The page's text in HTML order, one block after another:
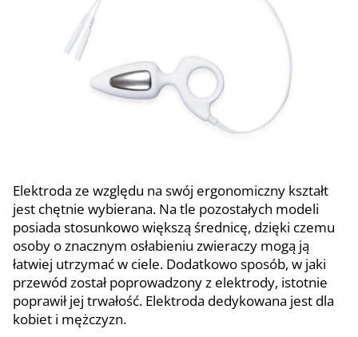
Elektroda ze względu na swój ergonomiczny kształt
jest chętnie wybierana. Na tle pozostałych modeli
posiada stosunkowo większą średnicę, dzięki czemu
osoby o znacznym osłabieniu zwieraczy mogą ją
łatwiej utrzymać w ciele. Dodatkowo sposób, w jaki
przewód został poprowadzony z elektrody, istotnie
poprawił jej trwałość. Elektroda dedykowana jest dla
kobiet i mężczyzn.